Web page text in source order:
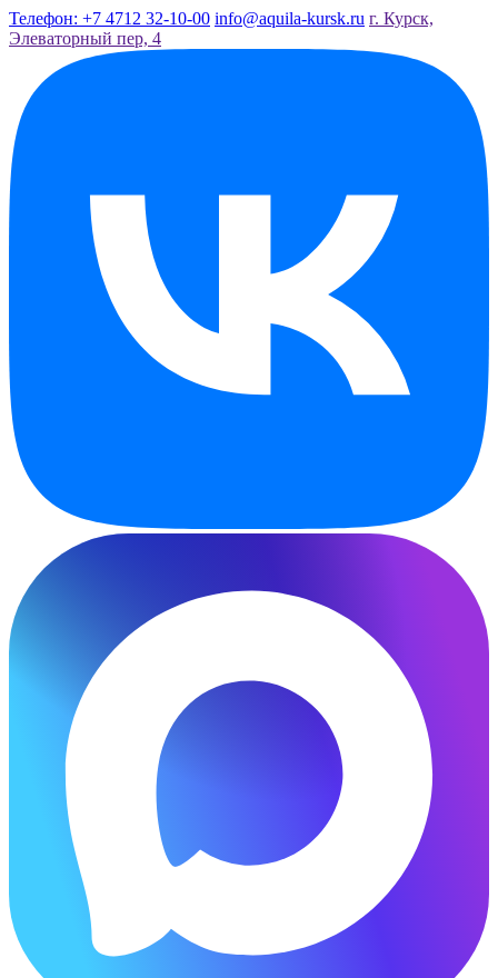
Телефон: +7 4712 32-10-00 info@aquila-kursk.ru г. Курск,
Элеваторный пер, 4